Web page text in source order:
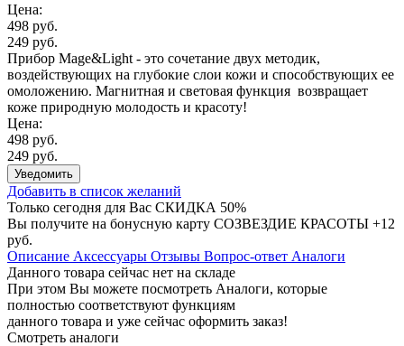
Цена:
498 руб.
249 руб.
Прибор Mage&Light - это сочетание двух методик,
воздействующих на глубокие слои кожи и способствующих ее
омоложению. Магнитная и световая функция возвращает
коже природную молодость и красоту!
Цена:
498 руб.
249 руб.
Уведомить
Добавить в список желаний
Только сегодня для Вас СКИДКА 50%
Вы получите на бонусную карту СОЗВЕЗДИЕ КРАСОТЫ +12
руб.
Описание Аксессуары Отзывы Вопрос-ответ Аналоги
Данного товара сейчас нет на складе
При этом Вы можете посмотреть Аналоги, которые
полностью соответствуют функциям
данного товара и уже сейчас оформить заказ!
Смотреть аналоги